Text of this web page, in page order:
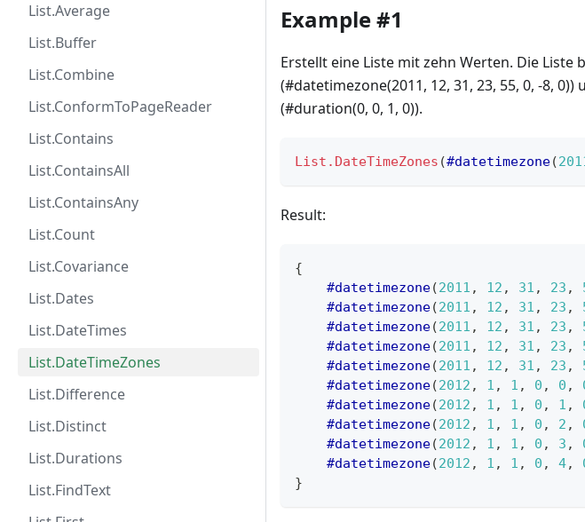
List.Average
List.Buffer
List.Combine
List.ConformToPageReader
List.Contains
List.ContainsAll
List.ContainsAny
List.Count
List.Covariance
List.Dates
List.DateTimes
List.DateTimeZones
List.Difference
List.Distinct
List.Durations
List.FindText
Example #1
Erstellt eine Liste mit zehn Werten. Die
(#datetimezone(2011, 12, 31, 23, 55, 0, -8,
(#duration(0, 0, 1, 0)).
List.DateTimeZones (#datetimezone(
Result:
{
#datetimezone(2011 , 12 , 31 , 23 ,
#datetimezone(2011 , 12 , 31 , 23 ,
#datetimezone(2011 , 12 , 31 , 23 ,
#datetimezone(2011 , 12 , 31 , 23 ,
#datetimezone(2011 , 12 , 31 , 23 ,
#datetimezone(2012 , 1 , 1 , 0 , 0 ,
#datetimezone(2012 , 1 , 1 , 0 , 1 ,
#datetimezone(2012 , 1 , 1 , 0 , 2 ,
#datetimezone(2012 , 1 , 1 , 0 , 3 ,
#datetimezone(2012 , 1 , 1 , 0 , 4,
}